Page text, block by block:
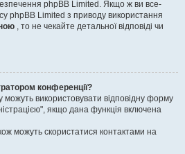
phpBB Limited. Якщо ж ви все-
phpBB Limited з приводу використання
, то не чекайте детальної відповіді чи
конференції?
можуть використовувати відповідну форму
якщо дана функція включена
можуть скористатися контактами на